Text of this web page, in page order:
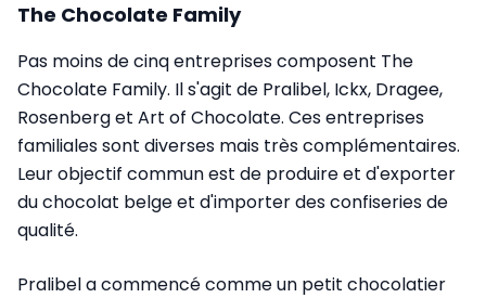
The Chocolate Family
Pas moins de cinq entreprises composent The
Chocolate Family. Il s'agit de Pralibel, Ickx, Dragee,
Rosenberg et Art of Chocolate. Ces entreprises
familiales sont diverses mais très complémentaires.
Leur objectif commun est de produire et d'exporter
du chocolat belge et d'importer des confiseries de
qualité.
Pralibel a commencé comme un petit chocolatier